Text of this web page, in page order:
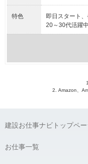
特色
即日スタート、
20～30代活躍
2. Amazon、
建設お仕事ナビトップペー
お仕事一覧